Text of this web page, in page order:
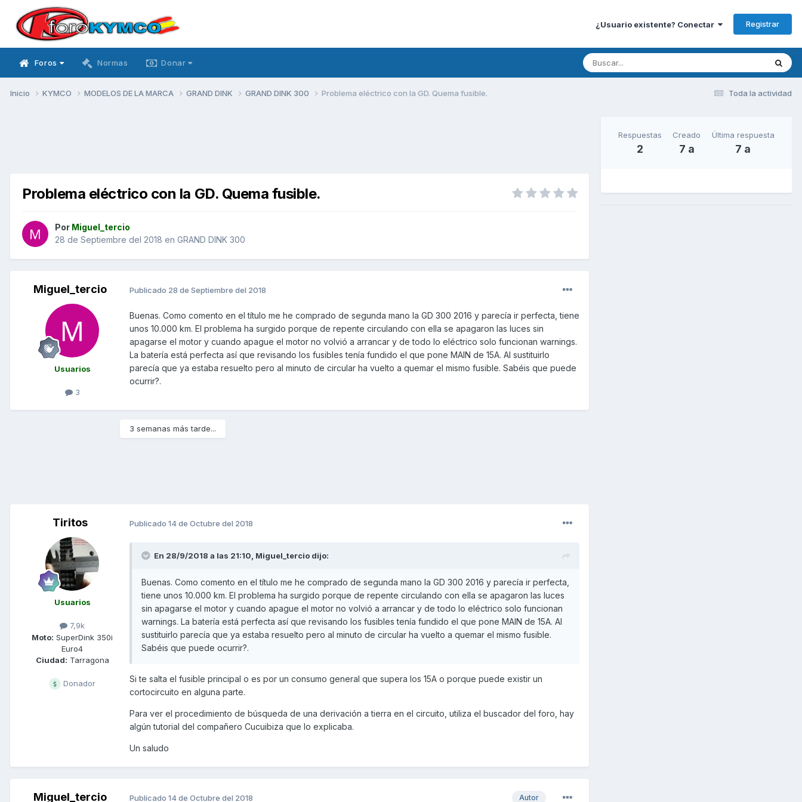
¿Usuario existente? Conectar Registrar
Foros Normas Donar
Toda la actividad
Inicio KYMCO MODELOS DE LA MARCA GRAND DINK GRAND DINK 300 Problema eléctrico con la GD. Quema fusible.
Problema eléctrico con la GD. Quema fusible.
Por Miguel_tercio
28 de Septiembre del 2018 en GRAND DINK 300
Miguel_tercio
Usuarios
3
Publicado 28 de Septiembre del 2018
Buenas. Como comento en el título me he comprado de segunda mano la GD 300 2016 y parecía ir perfecta, tiene
unos 10.000 km. El problema ha surgido porque de repente circulando con ella se apagaron las luces sin
apagarse el motor y cuando apague el motor no volvió a arrancar y de todo lo eléctrico solo funcionan warnings.
La batería está perfecta así que revisando los fusibles tenía fundido el que pone MAIN de 15A. Al sustituirlo
parecía que ya estaba resuelto pero al minuto de circular ha vuelto a quemar el mismo fusible. Sabéis que puede
ocurrir?.
3 semanas más tarde...
Tiritos
Usuarios
7,9k
Moto: SuperDink 350i
Euro4
Ciudad: Tarragona
Donador
Publicado 14 de Octubre del 2018
En 28/9/2018 a las 21:10, Miguel_tercio dijo:
Buenas. Como comento en el título me he comprado de segunda mano la GD 300 2016 y parecía ir perfecta,
tiene unos 10.000 km. El problema ha surgido porque de repente circulando con ella se apagaron las luces
sin apagarse el motor y cuando apague el motor no volvió a arrancar y de todo lo eléctrico solo funcionan
warnings. La batería está perfecta así que revisando los fusibles tenía fundido el que pone MAIN de 15A. Al
sustituirlo parecía que ya estaba resuelto pero al minuto de circular ha vuelto a quemar el mismo fusible.
Sabéis que puede ocurrir?.
Si te salta el fusible principal o es por un consumo general que supera los 15A o porque puede existir un
cortocircuito en alguna parte.
Para ver el procedimiento de búsqueda de una derivación a tierra en el circuito, utiliza el buscador del foro, hay
algún tutorial del compañero Cucuibiza que lo explicaba.
Un saludo
Miguel_tercio Autor
Publicado 14 de Octubre del 2018
Respuestas
2
Creado
7 a
Última respuesta
7 a